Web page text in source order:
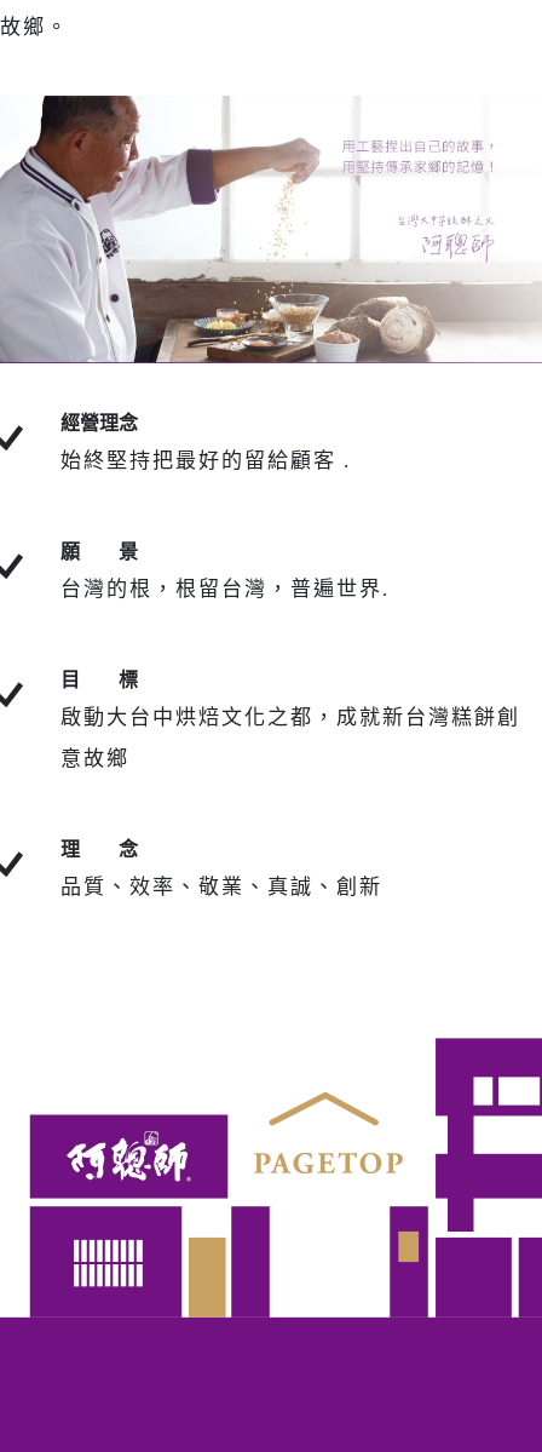
故鄉。
經營理念
始終堅持把最好的留給顧客 .
願 景
台灣的根，根留台灣，普遍世界.
目 標
啟動大台中烘焙文化之都，成就新台灣糕餅創
意故鄉
理 念
品質、效率、敬業、真誠、創新